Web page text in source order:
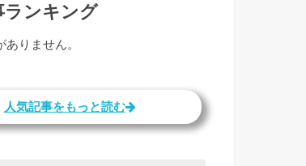
ランキング
ありません。
人気記事をもっと読む